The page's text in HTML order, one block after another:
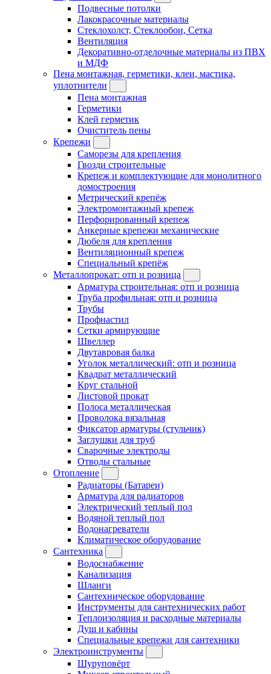
Подвесные потолки
Лакокрасочные материалы
Стеклохолст, Стеклообои, Сетка
Вентиляция
Декоративно-отделочные материалы из ПВХ
и МДФ
Пена монтажная, герметики, клеи, мастика,
уплотнители
Пена монтажная
Герметики
Клей герметик
Очиститель пены
Крепежи
Саморезы для крепления
Гвозди строительные
Крепеж и комплектующие для монолитного
домостроения
Метрический крепёж
Электромонтажный крепеж
Перфорированный крепеж
Анкерные крепежи механические
Дюбеля для крепления
Вентиляционный крепеж
Специальный крепёж
Металлопрокат: отп и розница
Арматура строительная: отп и розница
Труба профильная: отп и розница
Трубы
Профнастил
Сетки армирующие
Швеллер
Двутавровая балка
Уголок металлический: отп и розница
Квадрат металлический
Круг стальной
Листовой прокат
Полоса металлическая
Проволока вязальная
Фиксатор арматуры (стульчик)
Заглушки для труб
Сварочные электроды
Отводы стальные
Отопление
Радиаторы (Батареи)
Арматура для радиаторов
Электрический теплый пол
Водяной теплый пол
Водонагреватели
Климатическое оборудование
Сантехника
Водоснабжение
Канализация
Шланги
Сантехническое оборудование
Инструменты для сантехнических работ
Теплоизоляция и расходные материалы
Душ и кабины
Специальные крепежи для сантехники
Электроинструменты
Шуруповёрт